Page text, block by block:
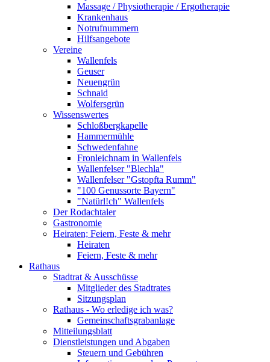
Massage / Physiotherapie / Ergotherapie
Krankenhaus
Notrufnummern
Hilfsangebote
Vereine
Wallenfels
Geuser
Neuengrün
Schnaid
Wolfersgrün
Wissenswertes
Schloßbergkapelle
Hammermühle
Schwedenfahne
Fronleichnam in Wallenfels
Wallenfelser "Blechla"
Wallenfelser "Gstopfta Rumm"
"100 Genussorte Bayern"
"Natürl!ch" Wallenfels
Der Rodachtaler
Gastronomie
Heiraten; Feiern, Feste & mehr
Heiraten
Feiern, Feste & mehr
Rathaus
Stadtrat & Ausschüsse
Mitglieder des Stadtrates
Sitzungsplan
Rathaus - Wo erledige ich was?
Gemeinschaftsgrabanlage
Mitteilungsblatt
Dienstleistungen und Abgaben
Steuern und Gebühren